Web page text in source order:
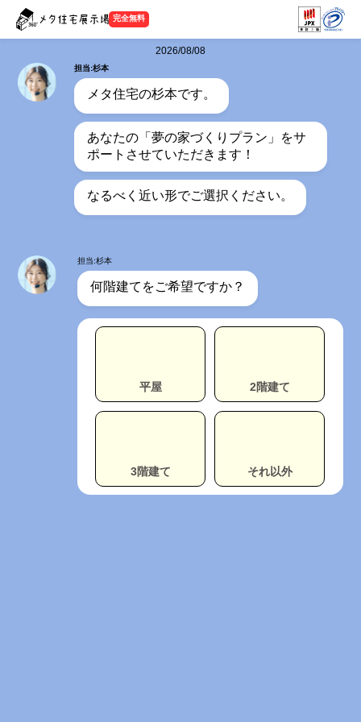
完全無料
2026/08/08
担当:杉本
メタ住宅の杉本です。
あなたの「夢の家づくりプラン」をサ
ポートさせていただきます！
なるべく近い形でご選択ください。
担当:杉本
何階建てをご希望ですか？
平屋 2階建て
3階建て それ以外